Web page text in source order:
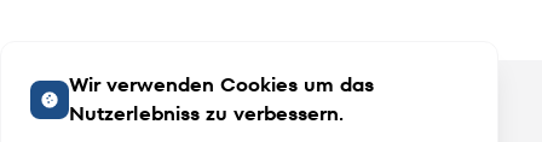
Wir verwenden Cookies um das
Nutzerlebniss zu verbessern.